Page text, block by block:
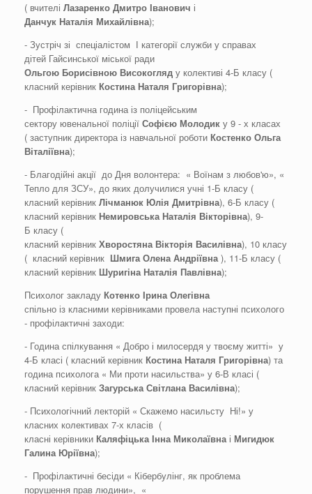
( вчителі Лазаренко Дмитро Іванович і
Данчук Наталія Михайлівна);
- Зустріч зі спеціалістом І категорії служби у справах
дітей Гайсинської міської ради
Ольгою Борисівною Високогляд у колективі 4-Б класу (
класний керівник Костина Наталя Григорівна);
- Профілактична година із поліцейським
сектору ювенальної поліції Софією Молодик у 9 - х класах
( заступник директора із навчальної роботи Костенко Ольга
Віталіївна);
- Благодійні акції до Дня волонтера: « Воїнам з любов'ю», «
Тепло для ЗСУ», до яких долучилися учні 1-Б класу (
класний керівник Лічманюк Юлія Дмитрівна), 6-Б класу (
класний керівник Немировська Наталія Вікторівна), 9-
Б класу (
класний керівник Хворостяна Вікторія Василівна), 10 класу
( класний керівник Шмига Олена Андріївна), 11-Б класу (
класний керівник Шуригіна Наталія Павлівна);
Психолог закладу Котенко Ірина Олегівна
спільно із класними керівниками провела наступні психолого
- профілактичні заходи:
- Година спілкування « Добро і милосердя у твоєму житті» у
4-Б класі ( класний керівник Костина Наталя Григорівна) та
година психолога « Ми проти насильства» у 6-В класі (
класний керівник Загурська Світлана Василівна);
- Психологічний лекторій « Скажемо насильсту Ні!» у
класних колективах 7-х класів (
класні керівники Каляфіцька Інна Миколаївнаі Мигидюк
Галина Юріївна);
- Профілактичні бесіди « Кібербулінг, як проблема
порушення прав людини», «